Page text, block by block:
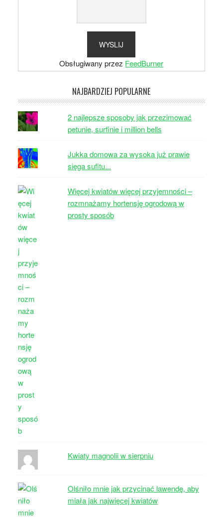
Obsługiwany przez FeedBurner
NAJBARDZIEJ POPULARNE
2 najlepsze sposoby jak przezimować
petunie, surfinie i million bells
Jukka domowa za wysoka już prawie
sięga sufitu...
Więcej kwiatów więcej przyjemności –
rozmnażamy hortensję ogrodową w
prosty sposób
Kwiaty magnolii w sierpniu
Olśniło mnie jak przycinać lawendę, aby
miała jak najwięcej kwiatów